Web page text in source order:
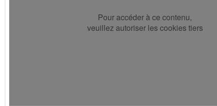
Pour accéder à ce contenu,
veuillez autoriser les cookies tiers